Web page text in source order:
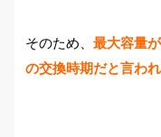
そのため、 最大容量
の交換時期だと言われ